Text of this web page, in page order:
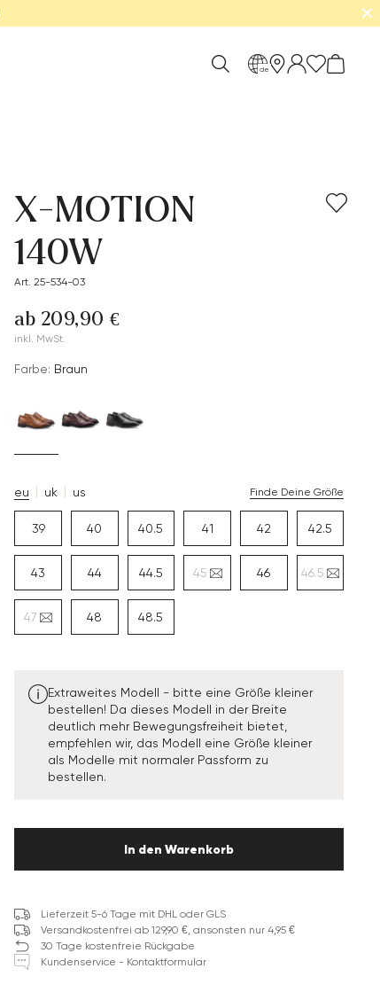
✕
de
X-MOTION
140W
Art. 25-534-03
ab 209,90 €
inkl. MwSt.
Farbe: Braun
eu uk us Finde Deine Größe
39 40 40.5 41 42 42.5
43 44 44.5 45 46 46.5
47 48 48.5
Extraweites Modell - bitte eine Größe kleiner
bestellen! Da dieses Modell in der Breite
deutlich mehr Bewegungsfreiheit bietet,
empfehlen wir, das Modell eine Größe kleiner
als Modelle mit normaler Passform zu
bestellen.
In den Warenkorb
Lieferzeit 5-6 Tage mit DHL oder GLS
Versandkostenfrei ab 129,90 €, ansonsten nur 4,95 €
30 Tage kostenfreie Rückgabe
Kundenservice - Kontaktformular